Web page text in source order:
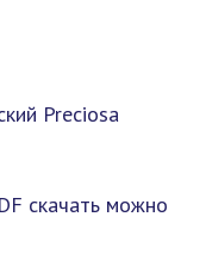
Preciosa
скачать можно